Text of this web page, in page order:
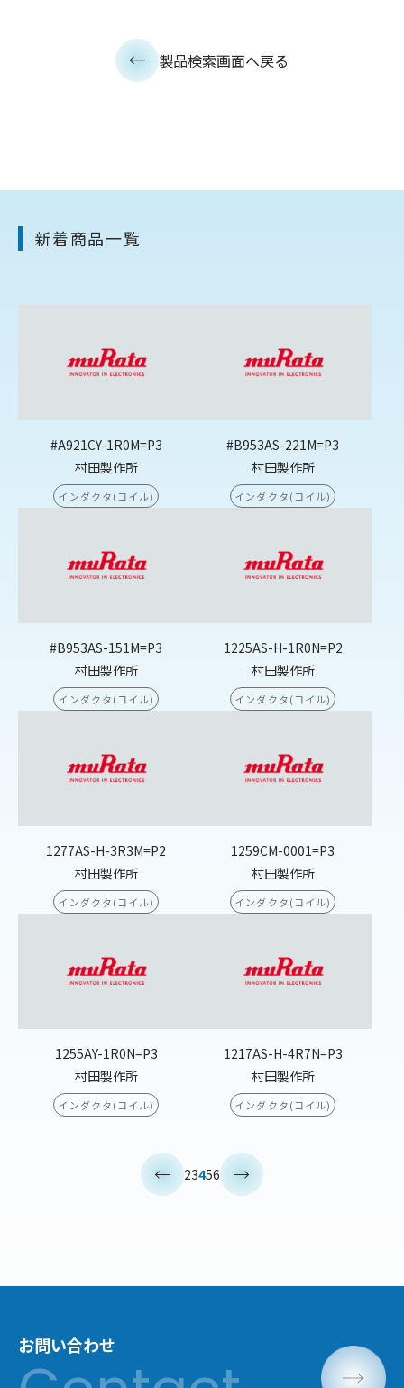
製品検索画面へ戻る
新着商品一覧
#A921CY-1R0M=P3
村田製作所
インダクタ(コイル)
#B953AS-221M=P3
村田製作所
インダクタ(コイル)
#B953AS-151M=P3
村田製作所
インダクタ(コイル)
1225AS-H-1R0N=P2
村田製作所
インダクタ(コイル)
1277AS-H-3R3M=P2
村田製作所
インダクタ(コイル)
1259CM-0001=P3
村田製作所
インダクタ(コイル)
1255AY-1R0N=P3
村田製作所
インダクタ(コイル)
1217AS-H-4R7N=P3
村田製作所
インダクタ(コイル)
23456
お問い合わせ